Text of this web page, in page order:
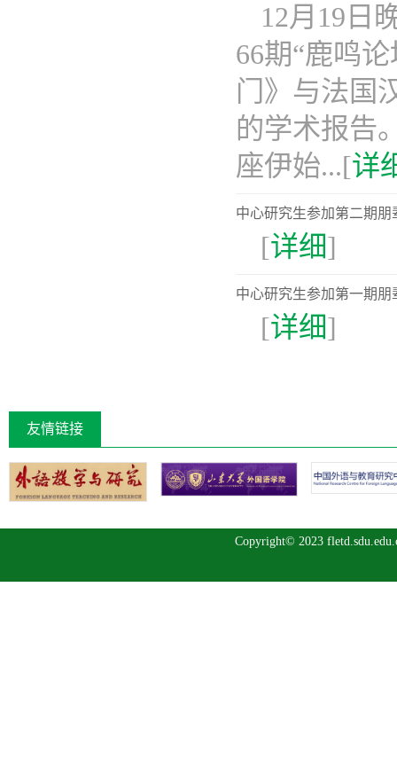
12月19日
66期“鹿鸣
门》与法国
的学术报告
座伊始...[详
中心研究生参加第二期
[详细]
中心研究生参加第一期
[详细]
友情链接
Copyright© 2023